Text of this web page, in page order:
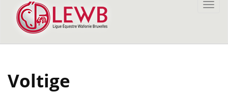
contenu
principal
Voltige